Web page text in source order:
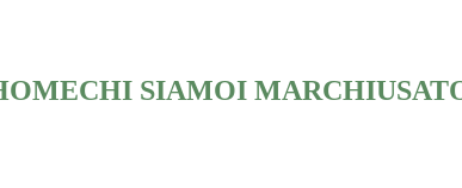
CHI SIAMOI MARCHI